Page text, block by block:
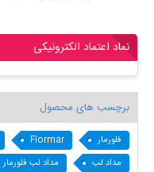
نماد اعتماد الکترونیکی
برچسب های محصول
فلورمار Flormar
مداد لب
مداد لب فلورمار